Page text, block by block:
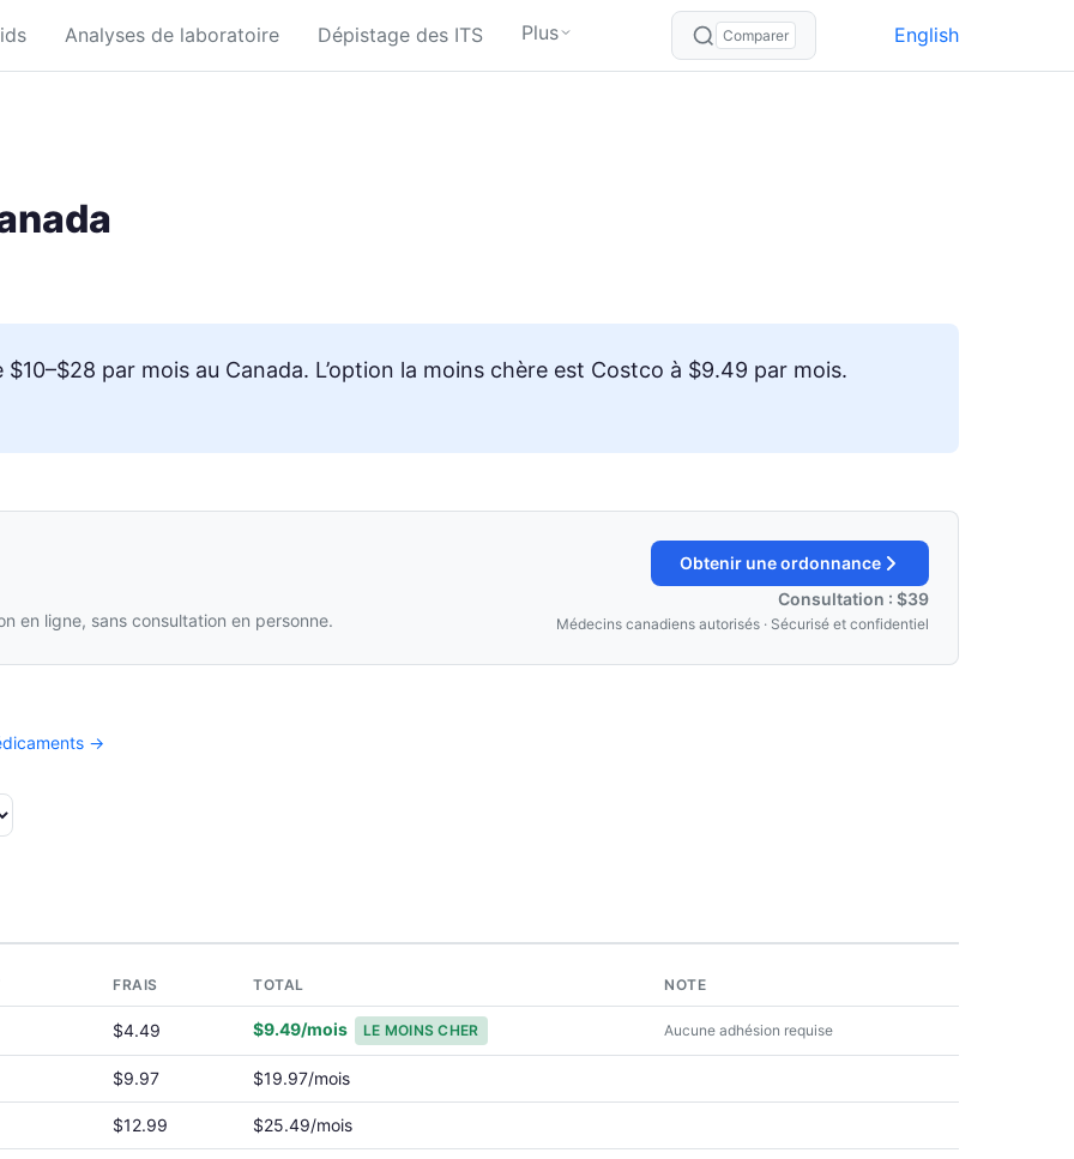
Analyses de laboratoire Dépistage des ITS Plus Comparer English
par mois au Canada. L’option la moins chère est Costco à $9.49 par mois.
en ligne, sans consultation en personne.
Obtenir une ordonnance
Consultation : $39
Médecins canadiens autorisés · Sécurisé et confidentiel
→
FRAIS TOTAL NOTE
$4.49 $9.49/mois LE MOINS CHER Aucune adhésion requise
$9.97 $19.97/mois
$12.99 $25.49/mois